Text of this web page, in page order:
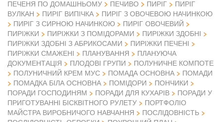
ПЕЧЕНЯ ПО ДОМАШНЬОМУ
ПЕЧИВО ПИРІГ
ПИРІГ
ВУЛКАН
ПИРІГ ВИПІЧКА
ПИРІГ З ОВОЧЕВОЮ НАЧИНКОЮ
ПИРІГ З СИРНОЮ НАЧИНКОЮ
ПИРІГ ОВОЧЕВИЙ
ПИРІЖКИ
ПИРІЖКИ З ПОМІДОРАМИ
ПИРІЖКИ ЗДОБНІ
ПИРІЖКИ ЗДОБНІ З АБРИКОСАМИ
ПИРІЖКИ ПЕЧЕНІ
ПИРІЖКИ СМАЖЕНІ
ПЛАНУВАННЯ
ПЛАНУЮЧА
ДОКУМЕНТАЦІЯ
ПЛОДОВІ ГРУПИ
ПОЛУНИЧНЕ КОМПОТЕ
ПОЛУНИЧНИЙ КРЕМ МУС
ПОМАДА ОСНОВНА
ПОМАДИ
ПОМАДКА БІЛА ОСНОВНА
ПОМІДОРИ
ПОНЧИКИ
ПОРАДИ ГОСПОДИНЯМ
ПОРАДИ ДЛЯ КУХАРІВ
ПОРАДИ У
ПРИГОТУВАННІ БІСКВІТНОГО РУЛЕТУ
ПОРТФОЛІО
МАЙСТРА ВИРОБНИЧОГО НАВЧАННЯ
ПОСЛІДОВНІСТЬ